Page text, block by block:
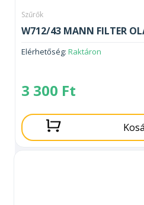
Szűrők
W712/43 MANN FILTER
Elérhetőség: Raktáron
3 300 Ft